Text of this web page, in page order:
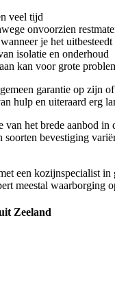
veel tijd
onvoorzien
je het uitbesteedt
isolatie en onderhoud
kan voor grote
garantie op zijn
hulp en uiteraard erg
van het brede aanbod
bevestiging
een kozijnspecialist
meestal waarborging
Zeeland